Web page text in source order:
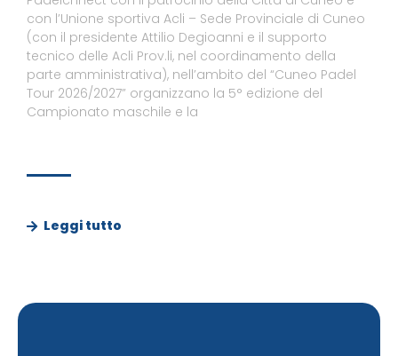
con l’Unione sportiva Acli – Sede Provinciale di Cuneo
(con il presidente Attilio Degioanni e il supporto
tecnico delle Acli Prov.li, nel coordinamento della
parte amministrativa), nell’ambito del “Cuneo Padel
Tour 2026/2027” organizzano la 5° edizione del
Campionato maschile e la
Leggi tutto